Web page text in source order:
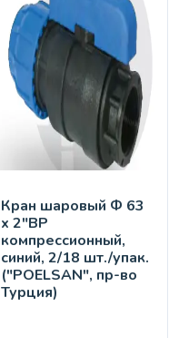
Кран шaровый Ф 63
х 2"ВР
компрессионный,
синий, 2/18 шт./упак.
("POELSAN", пр-во
Турция)